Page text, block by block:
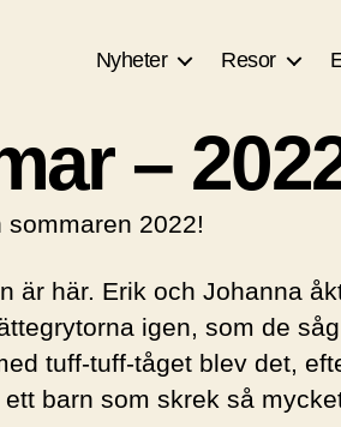
Nyheter Resor
–
2022!
är här. Erik och Johanna
igen, som de
tuff-tuff-tåget blev det,
barn som skrek så